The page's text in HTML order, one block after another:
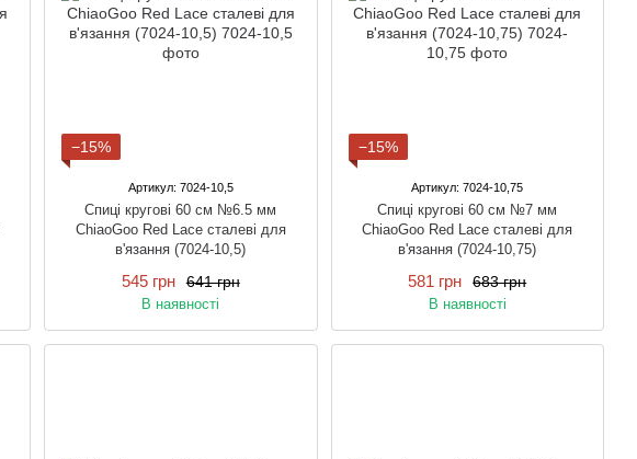
−15%
Артикул: 7024-10,5
Спиці кругові 60 см №6.5 мм
ChiaoGoo Red Lace сталеві для
в'язання (7024-10,5)
641 грн
545 грн
В наявності
−15%
Артикул: 7024-10,75
Спиці кругові 60 см №7 мм
ChiaoGoo Red Lace сталеві для
в'язання (7024-10,75)
683 грн
581 грн
В наявності